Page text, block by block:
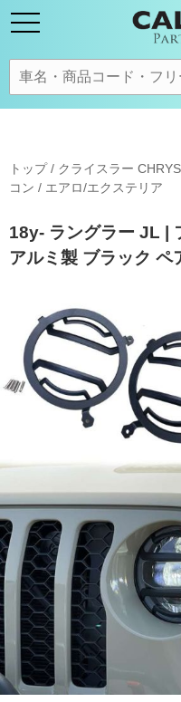
トップ/ クライスラー
コン / エアロ/エクステリア
18y- ラングラー JL |
アルミ製 ブラック ペ